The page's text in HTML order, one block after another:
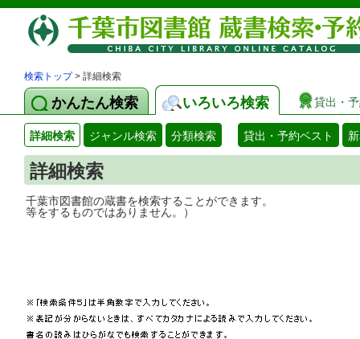
検索トップ> 詳細検索
かんたん検索 いろいろ検索 貸出・
詳細検索 ジャンル検索 分類検索 貸出・予約ベスト
詳細検索
千葉市図書館の蔵書を検索することがで
等をするものではありません。）